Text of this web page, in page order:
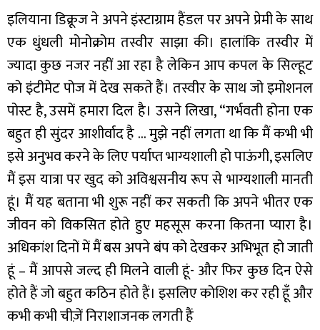
इलियाना डिक्रूज ने अपने इंस्टाग्राम हैंडल पर अपने प्रेमी के साथ
एक धुंधली मोनोक्रोम तस्वीर साझा की। हालांकि तस्वीर में
ज्यादा कुछ नजर नहीं आ रहा है लेकिन आप कपल के सिल्हूट
को इंटीमेट पोज में देख सकते हैं। तस्वीर के साथ जो इमोशनल
पोस्ट है, उसमें हमारा दिल है। उसने लिखा, “गर्भवती होना एक
बहुत ही सुंदर आशीर्वाद है … मुझे नहीं लगता था कि मैं कभी भी
इसे अनुभव करने के लिए पर्याप्त भाग्यशाली हो पाऊंगी, इसलिए
मैं इस यात्रा पर खुद को अविश्वसनीय रूप से भाग्यशाली मानती
हूं। मैं यह बताना भी शुरू नहीं कर सकती कि अपने भीतर एक
जीवन को विकसित होते हुए महसूस करना कितना प्यारा है।
अधिकांश दिनों में मैं बस अपने बंप को देखकर अभिभूत हो जाती
हूं – मैं आपसे जल्द ही मिलने वाली हूं- और फिर कुछ दिन ऐसे
होते हैं जो बहुत कठिन होते हैं। इसलिए कोशिश कर रही हूँ और
कभी कभी चीज़ें निराशाजनक लगती हैं